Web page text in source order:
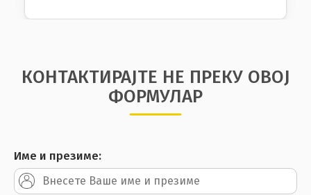
КОНТАКТИРАЈТЕ НЕ ПРЕКУ ОВОЈ
ФОРМУЛАР
Име и презиме: